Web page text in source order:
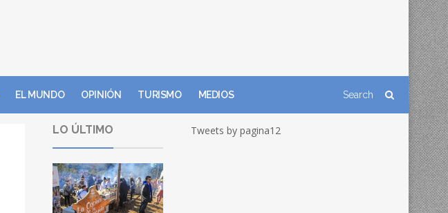
EL MUNDO OPINIÓN TURISMO MEDIOS
LO ÚLTIMO Tweets by pagina12